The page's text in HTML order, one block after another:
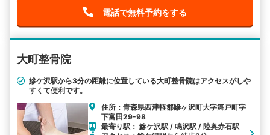
電話で無料予約をする
大町整骨院
鰺ケ沢駅から3分の距離に位置している大町整骨院はアクセスがしや
すくて便利です。
住所：青森県西津軽郡鰺ヶ沢町大字舞戸町字
下富田29-98
最寄り駅： 鰺ケ沢駅 / 鳴沢駅 / 陸奥赤石駅